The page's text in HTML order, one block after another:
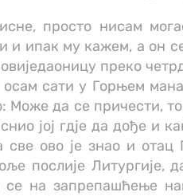
просто нисам
и ипак му кажем, а он
преко
осам сати у Горњем
Може да се причести,
јој гдје да дође и
ово је знао и отац
послије Литургије,
на запрепашћење